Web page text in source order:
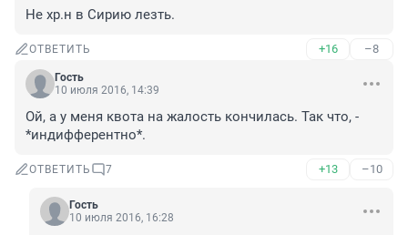
Не хр.н в Сирию лезть.
ОТВЕТИТЬ +16 –8
Гость
10 июля 2016, 14:39
Ой, а у меня квота на жалость кончилась. Так что, -
*индифферентно*.
ОТВЕТИТЬ 7 +13 –10
Гость
10 июля 2016, 16:28